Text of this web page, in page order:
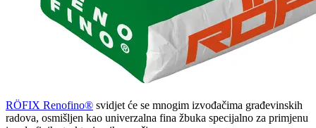
RÖFIX Renofino® svidjet će se mnogim izvođačima građevinskih
radova, osmišljen kao univerzalna fina žbuka specijalno za primjenu